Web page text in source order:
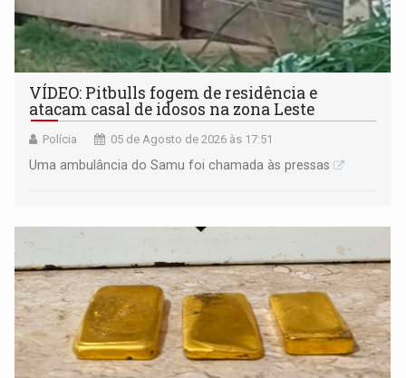
VÍDEO: Pitbulls fogem de residência e
atacam casal de idosos na zona Leste
Polícia 05 de Agosto de 2026 às 17:51
Uma ambulância do Samu foi chamada às pressas